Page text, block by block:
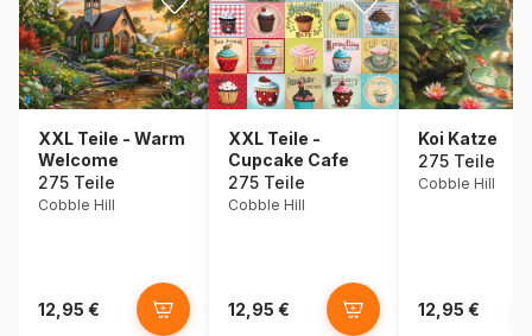
XXL Teile - Warm
Welcome
275 Teile
Cobble Hill
12,95 €
XXL Teile -
Cupcake Cafe
275 Teile
Cobble Hill
12,95 €
Koi Katze
275 Teile
Cobble Hill
12,95 €